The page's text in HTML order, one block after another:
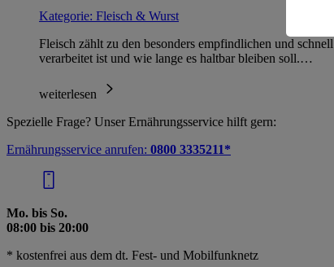
Kategorie: Fleisch & Wurst
Fleisch zählt zu den besonders empfindlichen und
verarbeitet ist und wie lange es haltbar bleiben soll.…
weiterlesen
Spezielle Frage? Unser Ernährungsservice hilft gern:
Ernährungsservice anrufen: 0800 3335211*
Mo. bis So.
08:00 bis 20:00
* kostenfrei aus dem dt. Fest- und Mobilfunknetz